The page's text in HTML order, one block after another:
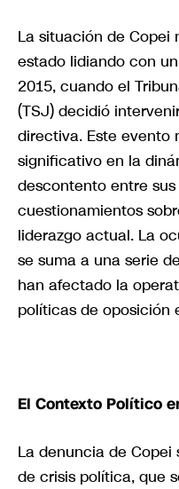
La situación de Copei
estado lidiando con
2015, cuando el
(TSJ) decidió
directiva. Este evento
significativo en la
descontento entre
cuestionamientos
liderazgo actual. La
se suma a una serie
han afectado la
políticas de oposición
El Contexto Político
La denuncia de
de crisis política, que